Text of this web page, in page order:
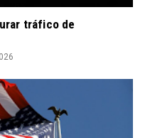
tráfico de